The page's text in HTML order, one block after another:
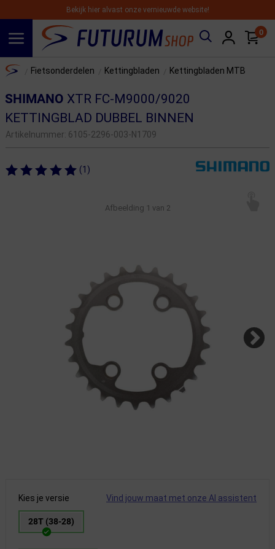
Bekijk hier alvast onze vernieuwde website!
0
Home Fietsonderdelen Kettingbladen Kettingbladen MTB
SHIMANO XTR FC-M9000/9020
KETTINGBLAD DUBBEL BINNEN
Artikelnummer: 6105-2296-003-N1709
(1)
Afbeelding 1 van 2
Kies je versie Vind jouw maat met onze AI assistent
28T (38-28)